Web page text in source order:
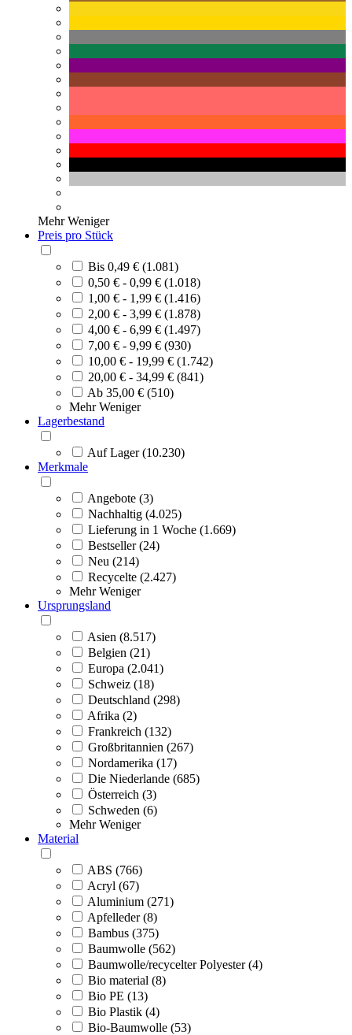
Mehr Weniger
Preis pro Stück
Bis 0,49 € (1.081)
0,50 € - 0,99 € (1.018)
1,00 € - 1,99 € (1.416)
2,00 € - 3,99 € (1.878)
4,00 € - 6,99 € (1.497)
7,00 € - 9,99 € (930)
10,00 € - 19,99 € (1.742)
20,00 € - 34,99 € (841)
Ab 35,00 € (510)
Mehr Weniger
Lagerbestand
Auf Lager (10.230)
Merkmale
Angebote (3)
Nachhaltig (4.025)
Lieferung in 1 Woche (1.669)
Bestseller (24)
Neu (214)
Recycelte (2.427)
Mehr Weniger
Ursprungsland
Asien (8.517)
Belgien (21)
Europa (2.041)
Schweiz (18)
Deutschland (298)
Afrika (2)
Frankreich (132)
Großbritannien (267)
Nordamerika (17)
Die Niederlande (685)
Österreich (3)
Schweden (6)
Mehr Weniger
Material
ABS (766)
Acryl (67)
Aluminium (271)
Apfelleder (8)
Bambus (375)
Baumwolle (562)
Baumwolle/recycelter Polyester (4)
Bio material (8)
Bio PE (13)
Bio Plastik (4)
Bio-Baumwolle (53)